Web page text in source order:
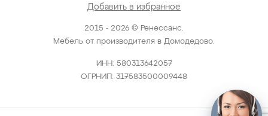
2015 - 2026 © Ренессанс.
Мебель от производителя в Домодедово.
ИНН: 580313642057
ОГРНИП: 317583500009448
Добавить в избранное